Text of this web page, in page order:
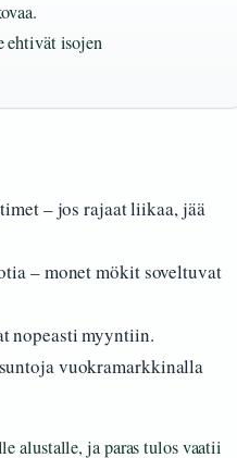
ehtivät isojen
– jos rajaat liikaa, jää
– monet mökit soveltuvat
nopeasti myyntiin.
vuokramarkkinalla
alustalle, ja paras tulos vaatii